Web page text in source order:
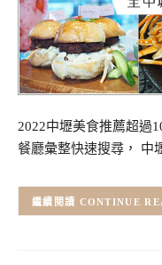
2022中壢美食推薦超過
餐廳彙整快速搜尋， 中
CONTINUE